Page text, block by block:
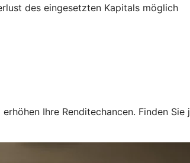
des eingesetzten Kapitals möglich
Ihre Renditechancen. Finden